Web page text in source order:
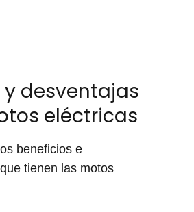
y desventajas
eléctricas
beneficios e
tienen las motos